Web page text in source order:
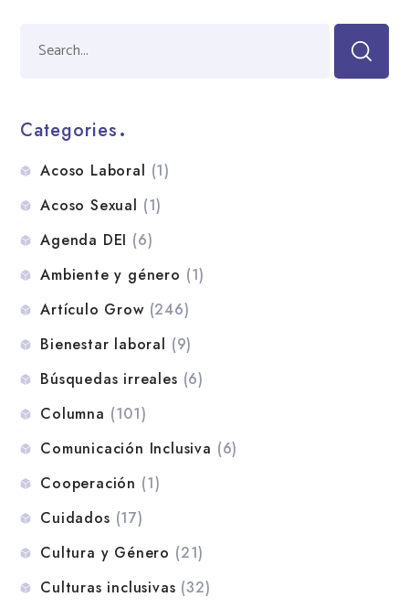
Categories
Acoso Laboral (1)
Acoso Sexual (1)
Agenda DEI (6)
Ambiente y género (1)
Artículo Grow (246)
Bienestar laboral (9)
Búsquedas irreales (6)
Columna (101)
Comunicación Inclusiva (6)
Cooperación (1)
Cuidados (17)
Cultura y Género (21)
Culturas inclusivas (32)